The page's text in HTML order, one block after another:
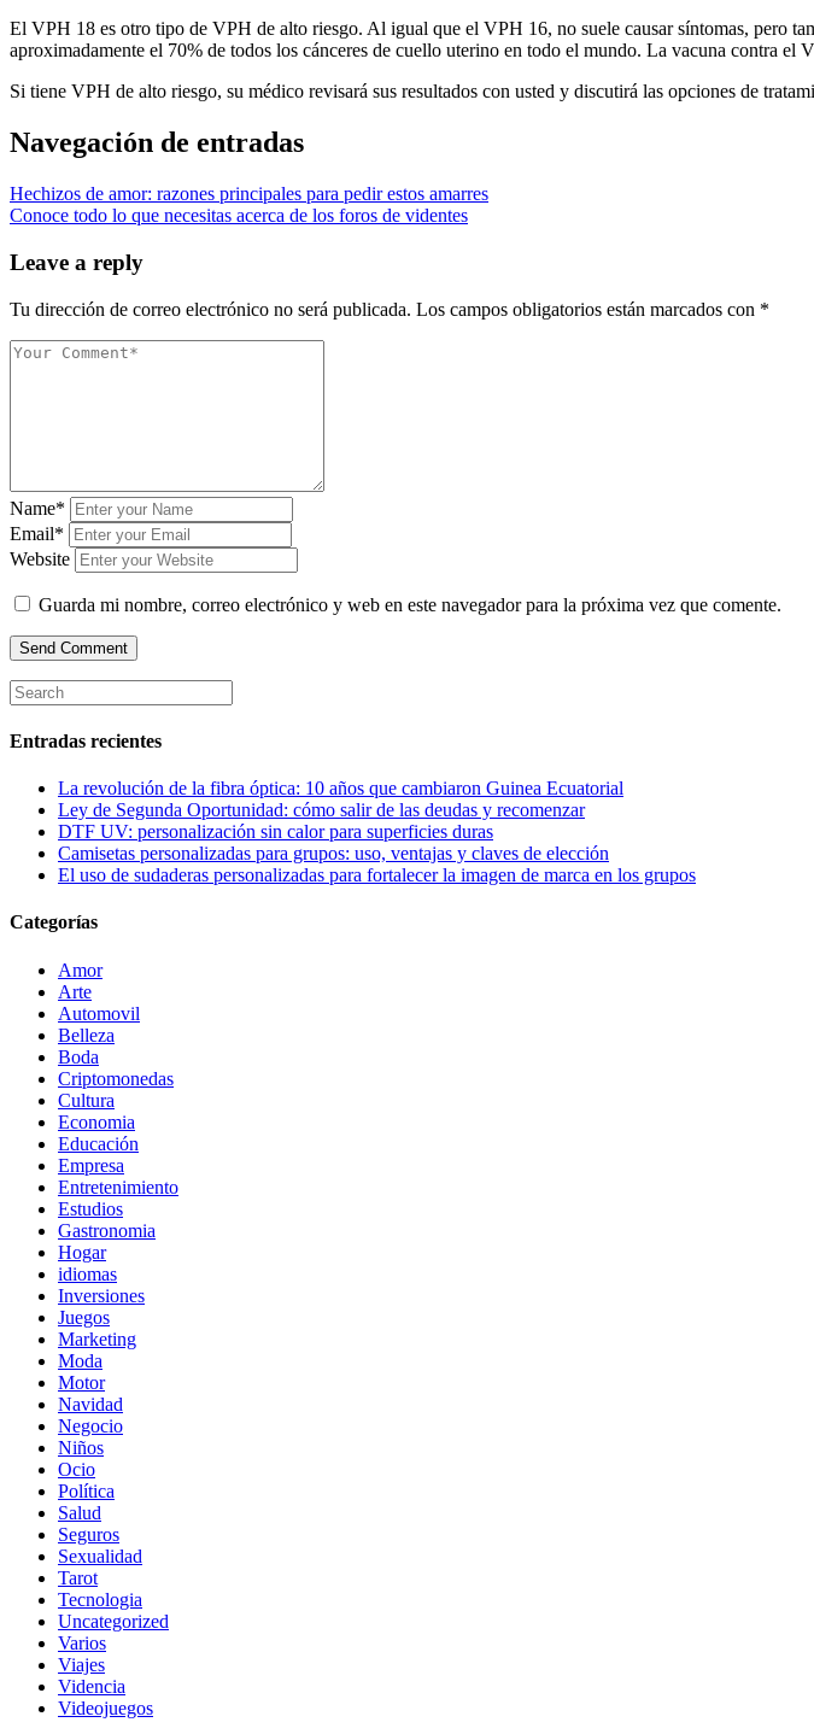
El VPH 18 es otro tipo de VPH de alto riesgo. Al igual que el VPH 16, no suele causar síntomas, pero
aproximadamente el 70% de todos los cánceres de cuello uterino en todo el mundo. La vacuna contra
Si tiene VPH de alto riesgo, su médico revisará sus resultados con usted y discutirá las opciones de
Navegación de entradas
Hechizos de amor: razones principales para pedir estos amarres
Conoce todo lo que necesitas acerca de los foros de videntes
Leave a reply
Tu dirección de correo electrónico no será publicada. Los campos obligatorios están marcados con *
Name*
Email*
Website
Guarda mi nombre, correo electrónico y web en este navegador para la próxima vez que comente.
Entradas recientes
La revolución de la fibra óptica: 10 años que cambiaron Guinea Ecuatorial
Ley de Segunda Oportunidad: cómo salir de las deudas y recomenzar
DTF UV: personalización sin calor para superficies duras
Camisetas personalizadas para grupos: uso, ventajas y claves de elección
El uso de sudaderas personalizadas para fortalecer la imagen de marca en los grupos
Categorías
Amor
Arte
Automovil
Belleza
Boda
Criptomonedas
Cultura
Economia
Educación
Empresa
Entretenimiento
Estudios
Gastronomia
Hogar
idiomas
Inversiones
Juegos
Marketing
Moda
Motor
Navidad
Negocio
Niños
Ocio
Política
Salud
Seguros
Sexualidad
Tarot
Tecnologia
Uncategorized
Varios
Viajes
Videncia
Videojuegos